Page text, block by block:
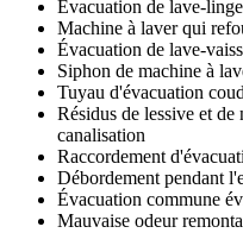
Évacuation de lave-
Machine à laver qui
Évacuation de lave-
Siphon de machine à
Tuyau d'évacuation
Résidus de lessive et de
canalisation
Raccordement
Débordement pendant
Évacuation commune
Mauvaise odeur